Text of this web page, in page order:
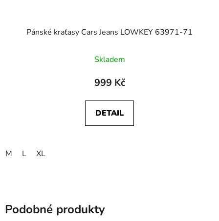
Pánské kraťasy Cars Jeans LOWKEY 63971-71
Skladem
999 Kč
DETAIL
M L XL
Podobné produkty